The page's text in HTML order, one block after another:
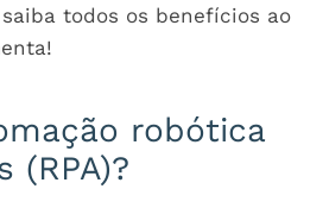
todos os benefícios ao
robótica
(RPA)?